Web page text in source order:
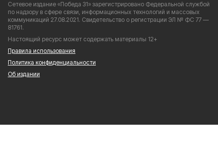
Сетевое издание «Победа 31» зарегистрировано Федеральной службой
по надзору в сфере связи, информационных технологий и массовых
коммуникаций 27.08.2021. Свидетельство о регистрации ЭЛ № ФС 77 —
81761.
Настоящий ресурс может содержать материалы 12+
Правила использования
Политика конфиденциальности
Об издании